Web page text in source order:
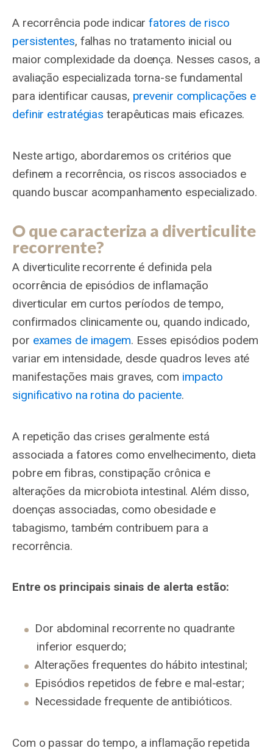
A recorrência pode indicarfatores de risco
persistentes, falhas no tratamento inicial ou
maior complexidade da doença. Nesses casos, a
avaliação especializada torna-se fundamental
para identificar causas, prevenir complicações e
definir estratégias terapêuticas mais eficazes.
Neste artigo, abordaremos os critérios que
definem a recorrência, os riscos associados e
quando buscar acompanhamento especializado.
O que caracteriza a diverticulite
recorrente?
A diverticulite recorrente é definida pela
ocorrência de episódios de inflamação
diverticular em curtos períodos de tempo,
confirmados clinicamente ou, quando indicado,
por exames de imagem. Esses episódios podem
variar em intensidade, desde quadros leves até
manifestações mais graves, com impacto
significativo na rotina do paciente.
A repetição das crises geralmente está
associada a fatores como envelhecimento, dieta
pobre em fibras, constipação crônica e
alterações da microbiota intestinal. Além disso,
doenças associadas, como obesidade e
tabagismo, também contribuem para a
recorrência.
Entre os principais sinais de alerta estão:
Dor abdominal recorrente no quadrante
inferior esquerdo;
Alterações frequentes do hábito intestinal;
Episódios repetidos de febre e mal-estar;
Necessidade frequente de antibióticos.
Com o passar do tempo, a inflamação repetida